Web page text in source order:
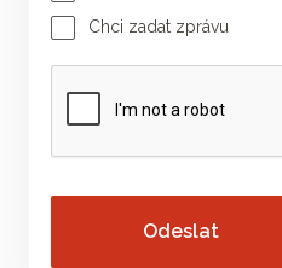
Chci zadat zprávu
Vaše zpráva